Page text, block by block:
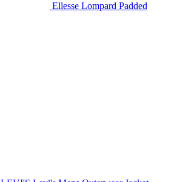
Ellesse Lompard Padded